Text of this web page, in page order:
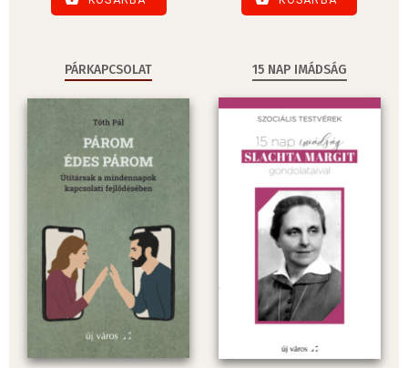
PÁRKAPCSOLAT 15 NAP IMÁDSÁG